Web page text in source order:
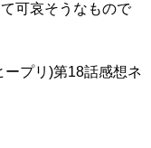
可哀そうなもので
プリ)第18話感想ネ